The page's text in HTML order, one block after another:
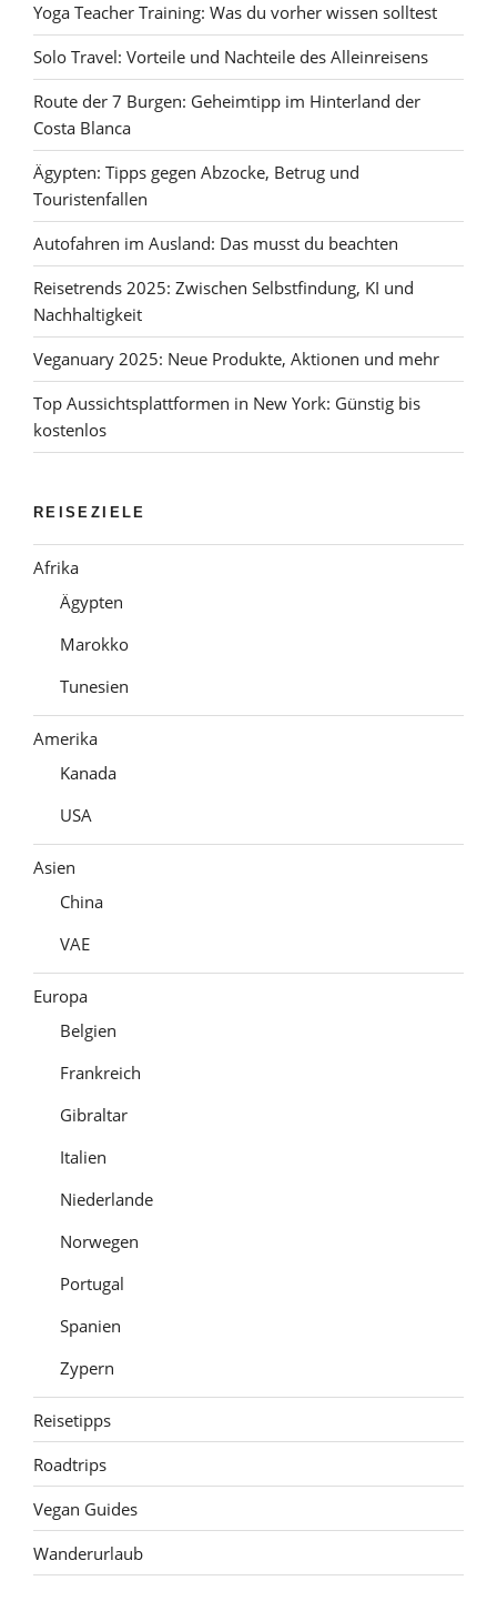
Yoga Teacher Training: Was du vorher wissen solltest
Solo Travel: Vorteile und Nachteile des Alleinreisens
Route der 7 Burgen: Geheimtipp im Hinterland der
Costa Blanca
Ägypten: Tipps gegen Abzocke, Betrug und
Touristenfallen
Autofahren im Ausland: Das musst du beachten
Reisetrends 2025: Zwischen Selbstfindung, KI und
Nachhaltigkeit
Veganuary 2025: Neue Produkte, Aktionen und mehr
Top Aussichtsplattformen in New York: Günstig bis
kostenlos
REISEZIELE
Afrika
Ägypten
Marokko
Tunesien
Amerika
Kanada
USA
Asien
China
VAE
Europa
Belgien
Frankreich
Gibraltar
Italien
Niederlande
Norwegen
Portugal
Spanien
Zypern
Reisetipps
Roadtrips
Vegan Guides
Wanderurlaub